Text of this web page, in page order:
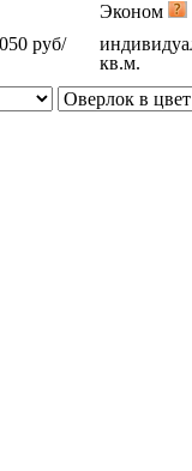
Эконом
руб/
кв.м.